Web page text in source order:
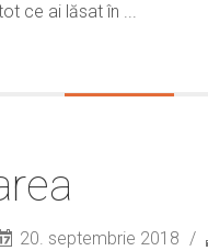
ce ai lăsat în ...
20. septembrie 2018